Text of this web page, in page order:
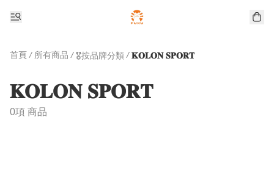
首頁 / 所有商品 / 🎖️按品牌分類 / 𝐊𝐎𝐋𝐎𝐍 𝐒𝐏𝐎𝐑𝐓
𝐊𝐎𝐋𝐎𝐍 𝐒𝐏𝐎𝐑𝐓
0項 商品